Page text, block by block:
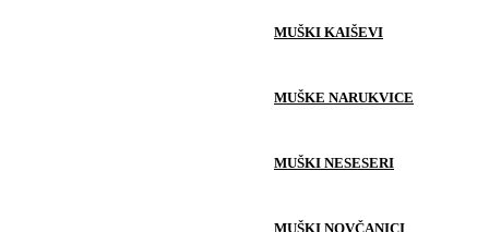
MUŠKI KAIŠEVI
MUŠKE NARUKVICE
MUŠKI NESESERI
MUŠKI NOVČANICI